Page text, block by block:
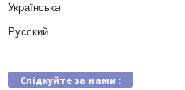
Українська
Русский
Слідкуйте за нами :